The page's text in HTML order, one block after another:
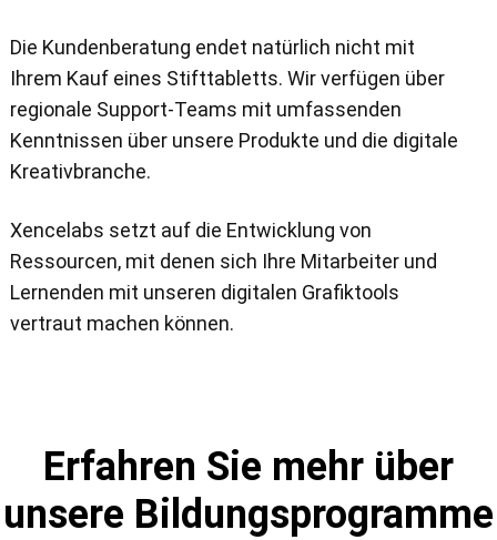
Die Kundenberatung endet natürlich nicht mit
Ihrem Kauf eines Stifttabletts. Wir verfügen über
regionale Support-Teams mit umfassenden
Kenntnissen über unsere Produkte und die digitale
Kreativbranche.
Xencelabs setzt auf die Entwicklung von
Ressourcen, mit denen sich Ihre Mitarbeiter und
Lernenden mit unseren digitalen Grafiktools
vertraut machen können.
Erfahren Sie mehr über
unsere Bildungsprogramme